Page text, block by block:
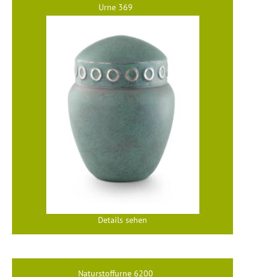
Urne 369
Details sehen
Naturstoffurne 6200